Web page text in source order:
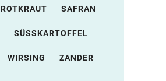
ROTKRAUT SAFRAN
SÜSSKARTOFFEL
WIRSING ZANDER